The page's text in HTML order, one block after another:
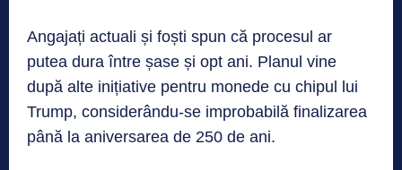
Angajați actuali și foști spun că procesul ar
putea dura între șase și opt ani. Planul vine
după alte inițiative pentru monede cu chipul lui
Trump, considerându-se improbabilă finalizarea
până la aniversarea de 250 de ani.